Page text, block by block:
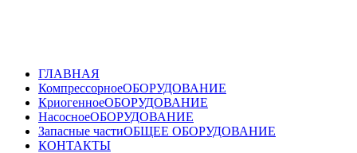
ГЛАВНАЯ
КомпрессорноеОБОРУДОВАНИЕ
КриогенноеОБОРУДОВАНИЕ
НасосноеОБОРУДОВАНИЕ
Запасные частиОБЩЕЕ ОБОРУДОВАНИЕ
КОНТАКТЫ